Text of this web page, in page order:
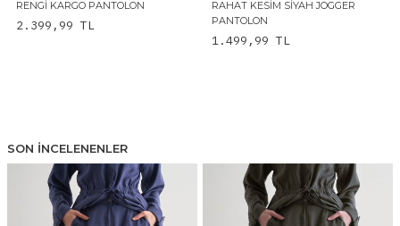
RENGI KARGO PANTOLON
2.399,99 TL
RAHAT KESIM SIYAH JOGGER
PANTOLON
1.499,99 TL
SON İNCELENENLER